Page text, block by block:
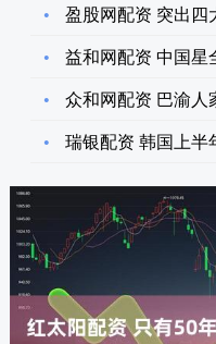
盈股网配资 突出四大特
益和网配资 中国星全新
众和网配资 巴渝人家的
瑞银配资 韩国上半